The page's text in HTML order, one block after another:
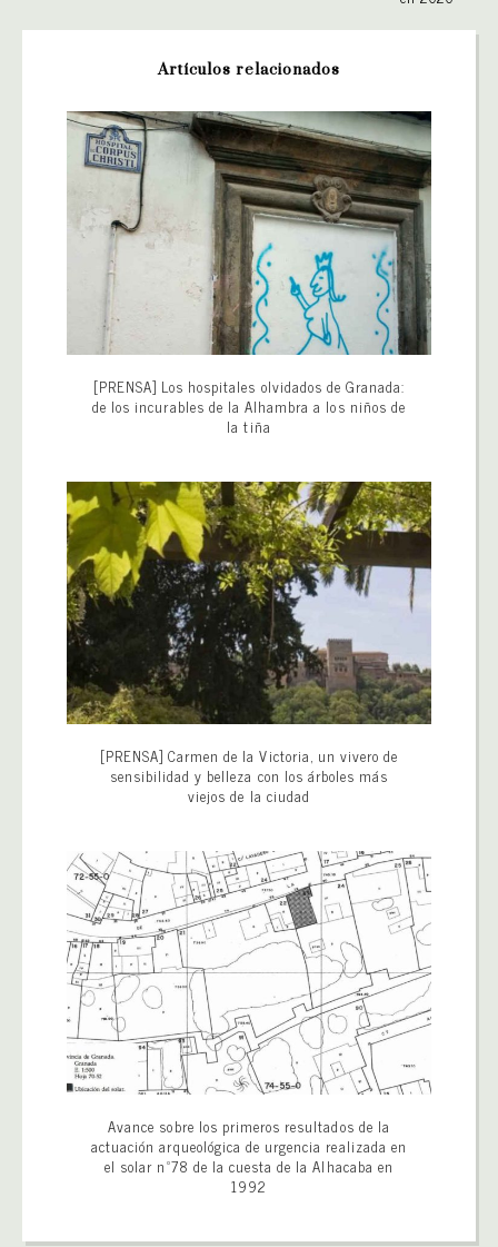
Artículos relacionados
[PRENSA] Los hospitales olvidados de Granada:
de los incurables de la Alhambra a los niños de
la tiña
[PRENSA] Carmen de la Victoria, un vivero de
sensibilidad y belleza con los árboles más
viejos de la ciudad
Avance sobre los primeros resultados de la
actuación arqueológica de urgencia realizada en
el solar nº78 de la cuesta de la Alhacaba en
1992